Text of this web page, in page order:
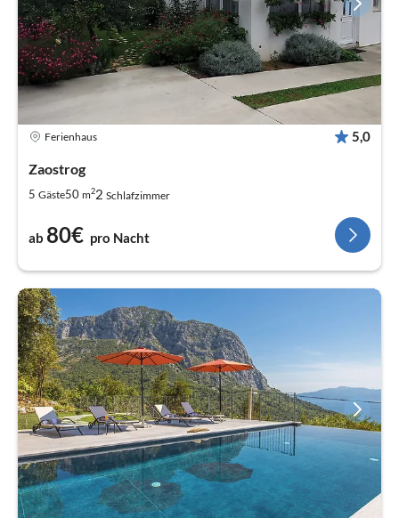
Ferienhaus 5,0
Zaostrog
5 Gäste50 m22 Schlafzimmer
ab 80€ pro Nacht